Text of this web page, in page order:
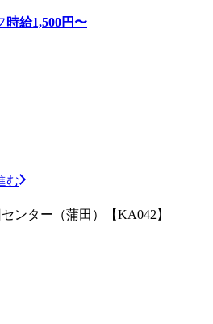
時給1,500円〜
む
ンター（蒲田）【KA042】